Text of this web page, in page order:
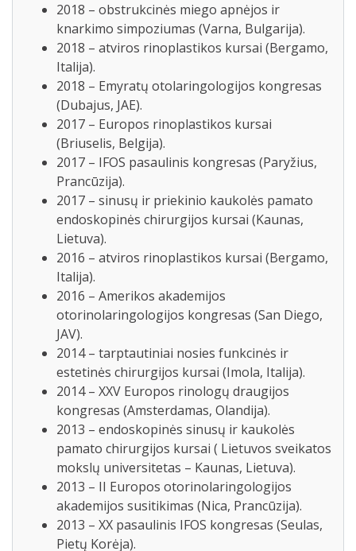
2018 – obstrukcinės miego apnėjos ir
knarkimo simpoziumas (Varna, Bulgarija).
2018 – atviros rinoplastikos kursai (Bergamo,
Italija).
2018 – Emyratų otolaringologijos kongresas
(Dubajus, JAE).
2017 – Europos rinoplastikos kursai
(Briuselis, Belgija).
2017 – IFOS pasaulinis kongresas (Paryžius,
Prancūzija).
2017 – sinusų ir priekinio kaukolės pamato
endoskopinės chirurgijos kursai (Kaunas,
Lietuva).
2016 – atviros rinoplastikos kursai (Bergamo,
Italija).
2016 – Amerikos akademijos
otorinolaringologijos kongresas (San Diego,
JAV).
2014 – tarptautiniai nosies funkcinės ir
estetinės chirurgijos kursai (Imola, Italija).
2014 – XXV Europos rinologų draugijos
kongresas (Amsterdamas, Olandija).
2013 – endoskopinės sinusų ir kaukolės
pamato chirurgijos kursai ( Lietuvos sveikatos
mokslų universitetas – Kaunas, Lietuva).
2013 – II Europos otorinolaringologijos
akademijos susitikimas (Nica, Prancūzija).
2013 – XX pasaulinis IFOS kongresas (Seulas,
Pietų Korėja).